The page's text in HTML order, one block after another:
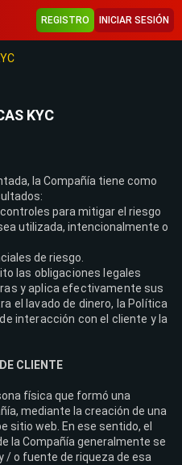
REGISTRO INICIAR SESIÓN
KYC
la Compañía tiene como
para mitigar el riesgo
utilizada, intencionalmente o
de riesgo.
las obligaciones legales
y aplica efectivamente sus
el lavado de dinero, la Política
interacción con el cliente y la
CLIENTE
física que formó una
mediante la creación de una
sitio web. En ese sentido, el
la Compañía generalmente se
/ o fuente de riqueza de esa